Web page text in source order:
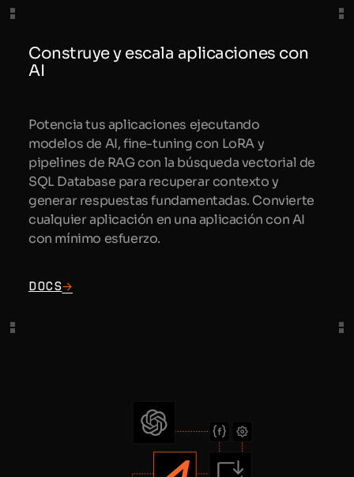
Construye y escala aplicaciones con
AI
Potencia tus aplicaciones ejecutando
modelos de AI, fine-tuning con LoRA y
pipelines de RAG con la búsqueda vectorial de
SQL Database para recuperar contexto y
generar respuestas fundamentadas. Convierte
cualquier aplicación en una aplicación con AI
con mínimo esfuerzo.
Docs